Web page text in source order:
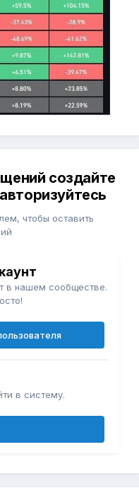
создайте
чтобы оставить
в нашем сообществе.
в систему.